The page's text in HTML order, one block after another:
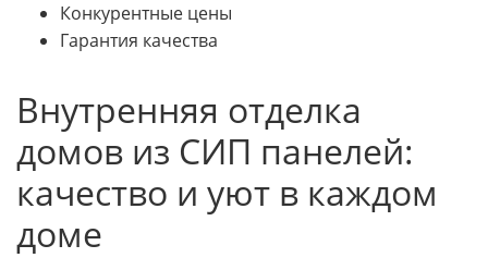
Конкурентные цены
Гарантия качества
Внутренняя отделка
домов из СИП панелей:
качество и уют в каждом
доме